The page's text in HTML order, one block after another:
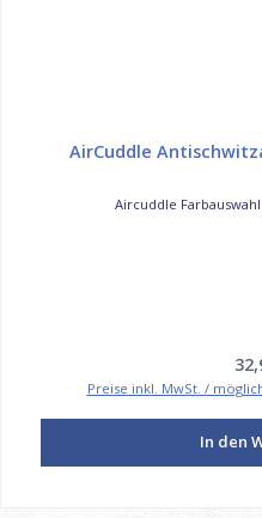
AirCuddle
Aircuddle Farbauswahl:
Preise inkl. MwSt. /
In den